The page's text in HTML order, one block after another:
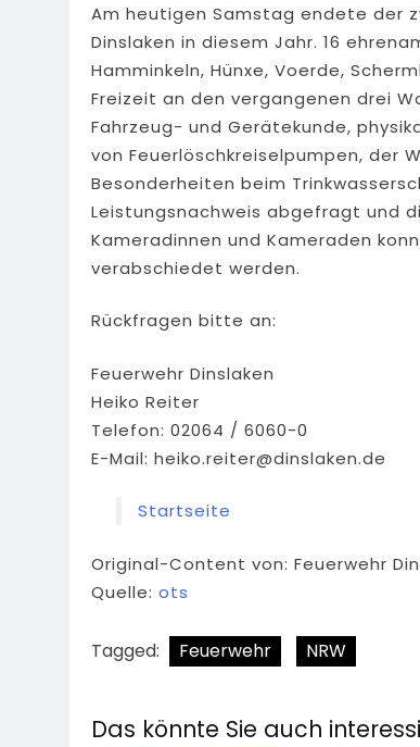
Am heutigen Samstag endete der
Dinslaken in diesem Jahr. 16
Hamminkeln, Hünxe, Voerde,
Freizeit an den vergangenen drei
Fahrzeug- und Gerätekunde,
von Feuerlöschkreiselpumpen, der
Besonderheiten beim
Leistungsnachweis abgefragt und
Kameradinnen und Kameraden
verabschiedet werden.
Rückfragen bitte an:
Feuerwehr Dinslaken
Heiko Reiter
Telefon: 02064 / 6060-0
E-Mail: heiko.reiter@dinslaken.de
Startseite
Original-Content von: Feuerwehr
Quelle: ots
Tagged: Feuerwehr NRW
Das könnte Sie auch